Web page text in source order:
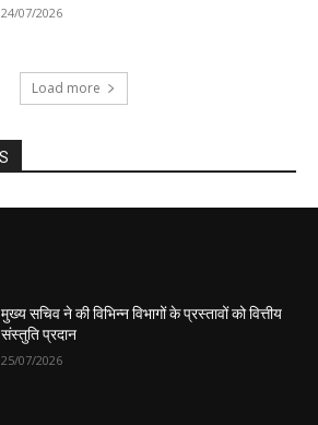
मुख्य सचिव ने की विभिन्न विभागों के प्रस्तावों को वित्तीय
संस्तुति प्रदान
25/07/2026